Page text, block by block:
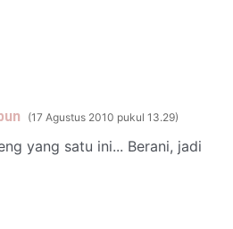
17 Agustus 2010 pukul 13.29
yang satu ini... Berani, jadi